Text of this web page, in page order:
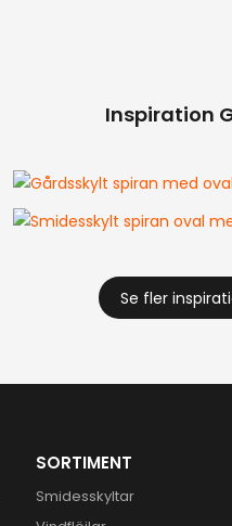
Inspiration
Se fler
SORTIMENT
Smidesskyltar